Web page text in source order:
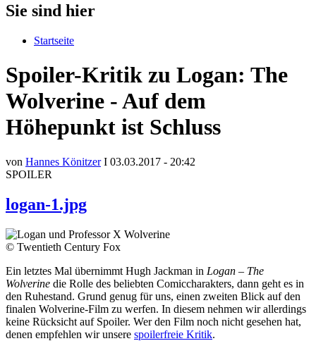
Sie sind hier
Startseite
Spoiler-Kritik zu Logan: The
Wolverine - Auf dem
Höhepunkt ist Schluss
von Hannes KönitzerI 03.03.2017 - 20:42
SPOILER
logan-1.jpg
© Twentieth Century Fox
Ein letztes Mal übernimmt Hugh Jackman in Logan – The
Wolverine die Rolle des beliebten Comiccharakters, dann geht es in
den Ruhestand. Grund genug für uns, einen zweiten Blick auf den
finalen Wolverine-Film zu werfen. In diesem nehmen wir allerdings
keine Rücksicht auf Spoiler. Wer den Film noch nicht gesehen hat,
denen empfehlen wir unsere spoilerfreie Kritik.